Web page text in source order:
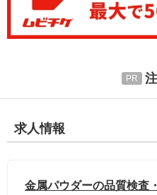
求人情報
金属パウダーの品質検査